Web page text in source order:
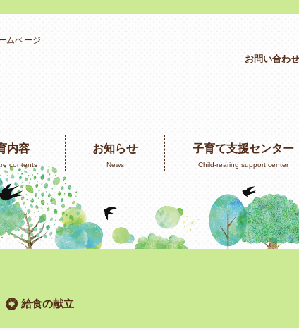
ムページ
お問い合わせ
内容
contents
お知らせ
News
子育て支援センター
Child-rearing support center
給食の献立